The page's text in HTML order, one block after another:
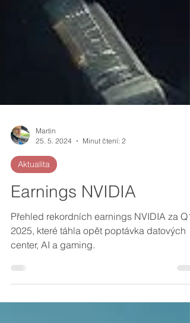
Martin
25. 5. 2024
Minut čtení: 2
Aktualita
Earnings NVIDIA
Přehled rekordních earnings NVIDIA za Q1
2025, které táhla opět poptávka datových